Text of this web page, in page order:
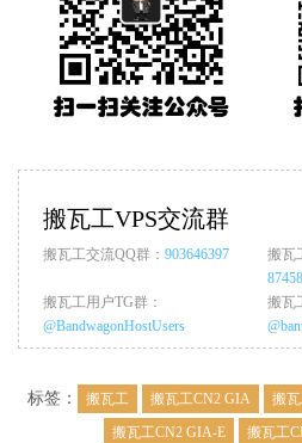
搬瓦工VPS交流群
搬瓦工交流QQ群： 903646397
搬瓦
搬瓦工用户TG群：
@BandwagonHostUsers
搬瓦
标签： 搬瓦工 搬瓦工CN2 GIA
搬
搬瓦工CN2 GIA-E
搬瓦工